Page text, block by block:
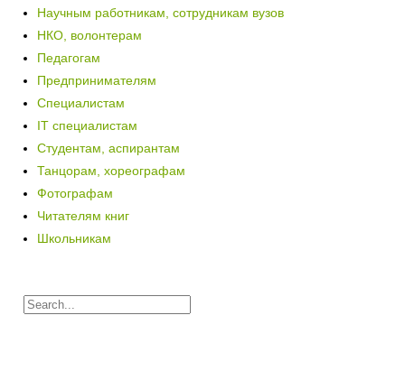
Научным работникам, сотрудникам вузов
НКО, волонтерам
Педагогам
Предпринимателям
Специалистам
IT специалистам
Студентам, аспирантам
Танцорам, хореографам
Фотографам
Читателям книг
Школьникам